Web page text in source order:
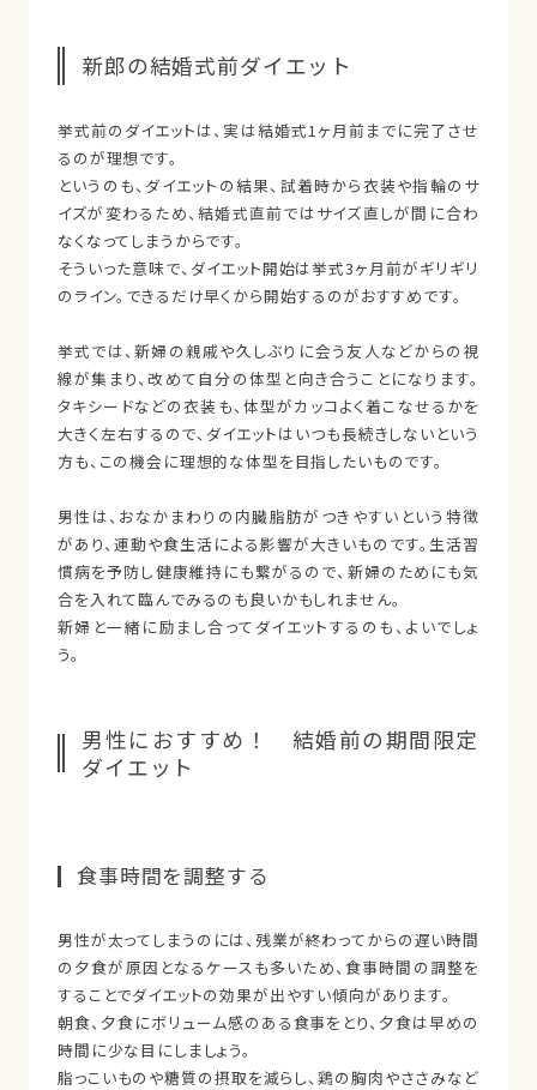
新郎の結婚式前ダイエット
挙式前のダイエットは、実は結婚式1ヶ月前までに完了させ
るのが理想です。
というのも、ダイエットの結果、試着時から衣装や指輪のサ
イズが変わるため、結婚式直前ではサイズ直しが間に合わ
なくなってしまうからです。
そういった意味で、ダイエット開始は挙式3ヶ月前がギリギリ
のライン。できるだけ早くから開始するのがおすすめです。
挙式では、新婦の親戚や久しぶりに会う友人などからの視
線が集まり、改めて自分の体型と向き合うことになります。
タキシードなどの衣装も、体型がカッコよく着こなせるかを
大きく左右するので、ダイエットはいつも長続きしないという
方も、この機会に理想的な体型を目指したいものです。
男性は、おなかまわりの内臓脂肪がつきやすいという特徴
があり、運動や食生活による影響が大きいものです。生活習
慣病を予防し健康維持にも繋がるので、新婦のためにも気
合を入れて臨んでみるのも良いかもしれません。
新婦と一緒に励まし合ってダイエットするのも、よいでしょ
う。
男性におすすめ！ 結婚前の期間限定
ダイエット
食事時間を調整する
男性が太ってしまうのには、残業が終わってからの遅い時間
の夕食が原因となるケースも多いため、食事時間の調整を
することでダイエットの効果が出やすい傾向があります。
朝食、夕食にボリューム感のある食事をとり、夕食は早めの
時間に少な目にしましょう。
脂っこいものや糖質の摂取を減らし、鶏の胸肉やささみなど